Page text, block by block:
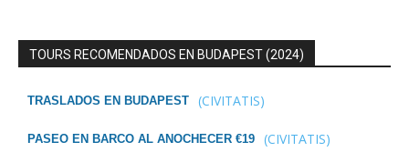
TOURS RECOMENDADOS EN BUDAPEST (2024)
TRASLADOS EN BUDAPEST (CIVITATIS)
PASEO EN BARCO AL ANOCHECER €19 (CIVITATIS)